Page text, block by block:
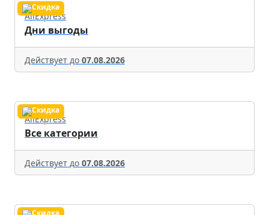
AliExpress
Дни выгоды
Действует до 07.08.2026
AliExpress
Все категории
Действует до 07.08.2026